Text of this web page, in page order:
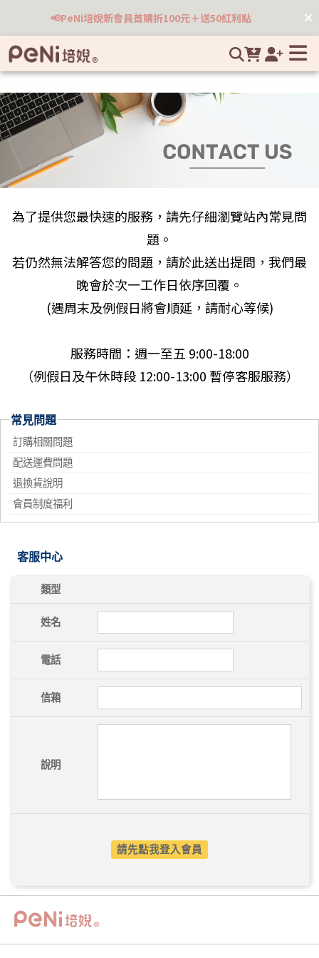
專家 | 培婗高品質母嬰用品專賣
📢PeNi培婗新會員首購折100元＋送50紅利點
為了提供您最快速的服務，請先仔細瀏覽站內常見問
題。
若仍然無法解答您的問題，請於此送出提問，我們最
晚會於次一工作日依序回覆。
(遇周末及例假日將會順延，請耐心等候)
服務時間：週一至五 9:00-18:00
（例假日及午休時段 12:00-13:00 暫停客服服務）
常見問題
訂購相關問題
配送運費問題
退換貨說明
會員制度福利
客服中心
類型
姓名
電話
信箱
說明
請先點我登入會員